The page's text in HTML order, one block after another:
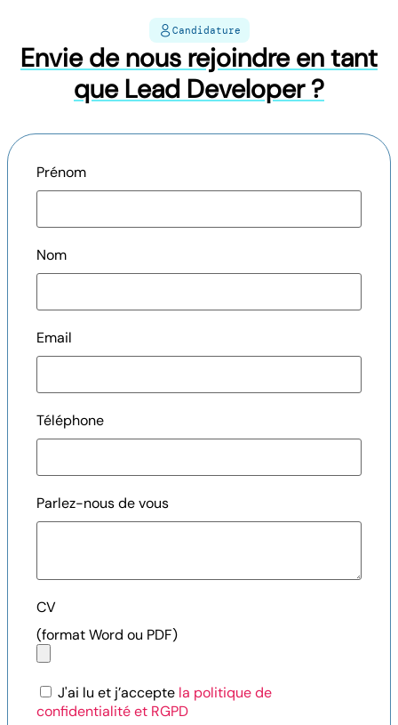
Candidature
Envie de nous rejoindre en tant
que Lead Developer ?
Prénom
Nom
Email
Téléphone
Parlez-nous de vous
CV
(format Word ou PDF)
J'ai lu et j’accepte la politique de
confidentialité et RGPD